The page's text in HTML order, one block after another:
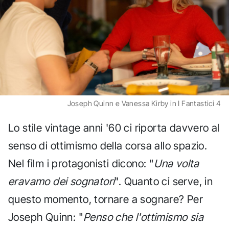
Joseph Quinn e Vanessa Kirby in I Fantastici 4
Lo stile vintage anni '60 ci riporta davvero al
senso di ottimismo della corsa allo spazio.
Nel film i protagonisti dicono: "Una volta
eravamo dei sognatori". Quanto ci serve, in
questo momento, tornare a sognare? Per
Joseph Quinn: "Penso che l'ottimismo sia